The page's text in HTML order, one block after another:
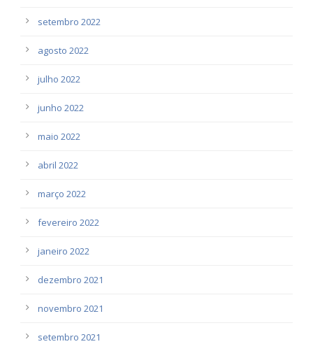
setembro 2022
agosto 2022
julho 2022
junho 2022
maio 2022
abril 2022
março 2022
fevereiro 2022
janeiro 2022
dezembro 2021
novembro 2021
setembro 2021